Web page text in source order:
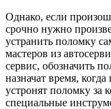
Однако, если
срочно нужно
устранить поломку
мастеров из
сервис, обозначить
назначат время,
устронят поломку за
специальные